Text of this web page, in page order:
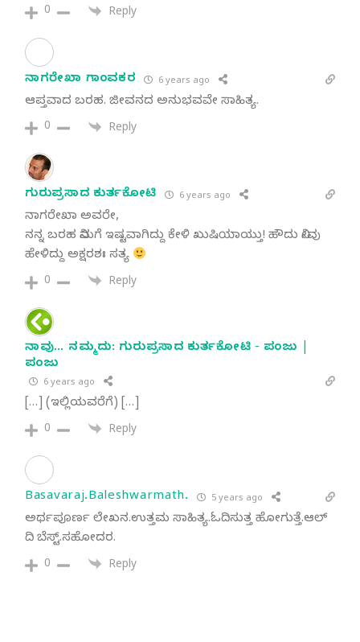
0 Reply
ನಾಗರೇಖಾ ಗಾಂವಕರ 6 years ago
ಆಪ್ತವಾದ ಬರಹ. ಜೀವನದ ಅನುಭವವೇ ಸಾಹಿತ್ಯ.
0 Reply
ಗುರುಪ್ರಸಾದ ಕುರ್ತಕೋಟಿ 6 years ago
ನಾಗರೇಖಾ ಅವರೇ,
ನನ್ನ ಬರಹ ನಿಮಗೆ ಇಷ್ಟವಾಗಿದ್ದು ಕೇಳಿ ಖುಷಿಯಾಯ್ತು! ಹೌದು ನೀವು
ಹೇಳಿದ್ದು ಅಕ್ಷರಶಃ ಸತ್ಯ
0 Reply
ನಾವು… ನಮ್ಮದು: ಗುರುಪ್ರಸಾದ ಕುರ್ತಕೋಟಿ - ಪಂಜು |
ಪಂಜು
6 years ago
[…] (ಇಲ್ಲಿಯವರೆಗೆ) […]
0 Reply
Basavaraj.Baleshwarmath. 5 years ago
ಅರ್ಥಪೂರ್ಣ ಲೇಖನ.ಉತ್ತಮ ಸಾಹಿತ್ಯ.ಓದಿಸುತ್ತ ಹೋಗುತ್ತೆ.ಆಲ್
ದಿ ಬೆಸ್ಟ್.ಸಹೋದರ.
0 Reply